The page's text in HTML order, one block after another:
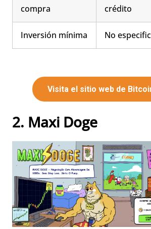
compra
crédito
Inversión mínima No
Visita el sitio web de
2. Maxi Doge